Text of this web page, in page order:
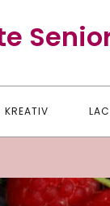
KREATIV